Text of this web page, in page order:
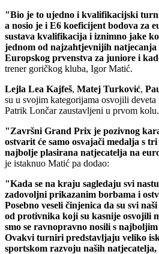
"Bio je to ujedno i kvalifikacijski
a nosio je i E6 koeficijent bodova za
sustava kvalifikacija i iznimno jake
jednom od najzahtjevnijih natjecanja
Europskog prvenstva za juniore i
trener goričkog kluba, Igor Matić.
Lejla Lea Kajfeš, Matej Turković,
su u svojim kategorijama osvojili
Patrik Lončar zaustavljeni u prvom kolu.
"Završni Grand Prix je pozivnog
ostvarit će samo osvajači medalja s
najbolje plasirana natjecatelja na
je istaknuo Matić pa dodao:
"Kada se na kraju sagledaju svi
zadovoljni prikazanim borbama i
Posebno veseli činjenica da su svi
od protivnika koji su kasnije osvojili
smo se ravnopravno nosili s
Ovakvi turniri predstavljaju veliko
sportskom razvoju naših natjecatelja,